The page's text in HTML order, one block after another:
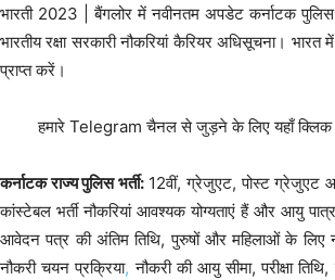
भारती 2023 | बैंगलोर में नवीनतम अपडेट कर्नाटक पुलिस
भारतीय रक्षा सरकारी नौकरियां कैरियर अधिसूचना। भारत
प्राप्त करें।
हमारे Telegram चैनल से जुड़ने के लिए यहाँ
कर्नाटक राज्य पुलिस भर्ती:12वीं, ग्रेजुएट, पोस्ट ग्रेजुएट
कांस्टेबल भर्ती नौकरियां आवश्यक योग्यताएं हैं और आयु
आवेदन पत्र की अंतिम तिथि, पुरुषों और महिलाओं के
नौकरी चयन प्रक्रिया, नौकरी की आयु सीमा, परीक्षा